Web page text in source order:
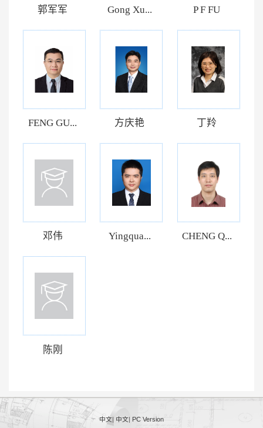
郭军军 Gong Xu... P F FU
FENG GU... 方庆艳 丁羚
邓伟 Yingqua... CHENG Q...
陈刚
中文| 中文| PC Version